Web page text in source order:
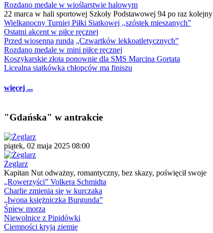
Rozdano medale w wioślarstwie halowym
22 marca w hali sportowej Szkoły Podstawowej 94 po raz kolejny
Wielkanocny Turniej Piłki Siatkowej ,,szóstek mieszanych”
Ostatni akcent w piłce ręcznej
Przed wiosenną rundą „Czwartków lekkoatletycznych”
Rozdano medale w mini piłce ręcznej
Koszykarskie złota ponownie dla SMS Marcina Gortata
Licealna siatkówka chłopców ma finiszu
więcej ...
"Gdańska" w antrakcie
piątek, 02 maja 2025 08:00
Żeglarz
Kapitan Nut odważny, romantyczny, bez skazy, poświęcił swoje
„Rowerzyści” Volkera Schmidta
Charlie zmienia się w kurczaka
„Iwona księżniczka Burgunda”
Śpiew morza
Niewolnice z Pipidówki
Ciemności kryją ziemię